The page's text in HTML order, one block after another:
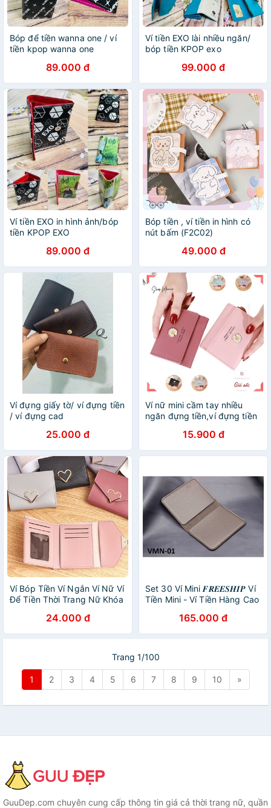
Bóp để tiền wanna one / ví
tiền kpop wanna one
89.000 đ
Ví tiền EXO lài nhiều ngăn/
bóp tiền KPOP exo
99.000 đ
Ví tiền EXO in hình ảnh/bóp
tiền KPOP EXO
89.000 đ
Bóp tiền , ví tiền in hình có
nút bấm (F2C02)
49.000 đ
Ví đựng giấy tờ/ ví đựng tiền
/ ví đựng cad
25.000 đ
Ví nữ mini cầm tay nhiều
ngăn đựng tiền,ví đựng tiền
15.900 đ
Ví Bóp Tiền Ví Ngắn Ví Nữ Ví
Để Tiền Thời Trang Nữ Khóa
24.000 đ
Set 30 Ví Mini 𝑭𝑹𝑬𝑬𝑺𝑯𝑰𝑷 Ví
Tiền Mini - Ví Tiền Hàng Cao
165.000 đ
Trang 1/100
1 2 3 4 5 6 7 8 9 10 »
GuuDep.com chuyên cung cấp thông tin giá cả thời trang nữ, quần